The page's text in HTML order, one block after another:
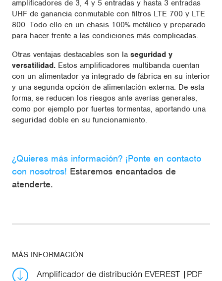
amplificadores de 3, 4 y 5 entradas y hasta 3 entradas
UHF de ganancia conmutable con filtros LTE 700 y LTE
800. Todo ello en un chasis 100% metálico y preparado
para hacer frente a las condiciones más complicadas.
Otras ventajas destacables son la seguridad y
versatilidad. Estos amplificadores multibanda cuentan
con un alimentador ya integrado de fábrica en su interior
y una segunda opción de alimentación externa. De esta
forma, se reducen los riesgos ante averías generales,
como por ejemplo por fuertes tormentas, aportando una
seguridad doble en su funcionamiento.
¿Quieres más información? ¡Ponte en contacto
con nosotros! Estaremos encantados de
atenderte.
MÁS INFORMACIÓN
Amplificador de distribución EVEREST
PDF